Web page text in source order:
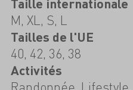
Taille internationale
M, XL, S, L
Tailles de l'UE
40, 42, 36, 38
Activités